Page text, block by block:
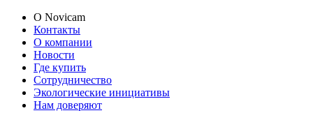
О Novicam
Контакты
О компании
Новости
Где купить
Сотрудничество
Экологические инициативы
Нам доверяют